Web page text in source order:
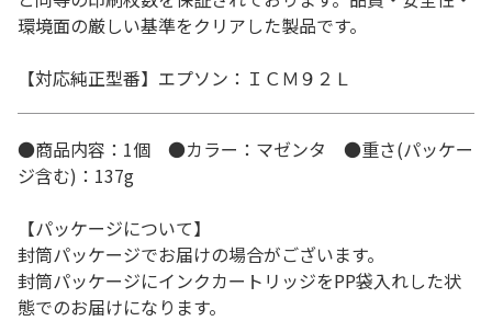
環境面の厳しい基準をクリアした製品です。
【対応純正型番】エプソン：ＩＣＭ９２Ｌ
●商品内容：1個 ●カラー：マゼンタ ●重さ(パッケー
ジ含む)：137g
【パッケージについて】
封筒パッケージでお届けの場合がございます。
封筒パッケージにインクカートリッジをPP袋入れした状
態でのお届けになります。